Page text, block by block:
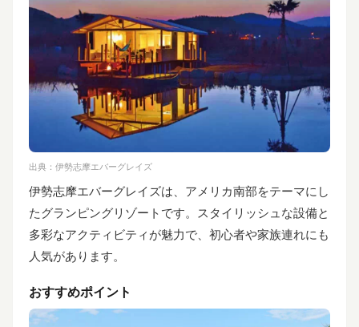
出典： 伊勢志摩エバーグレイズ
伊勢志摩エバーグレイズは、アメリカ南部をテーマにし
たグランピングリゾートです。スタイリッシュな設備と
多彩なアクティビティが魅力で、初心者や家族連れにも
人気があります。
おすすめポイント